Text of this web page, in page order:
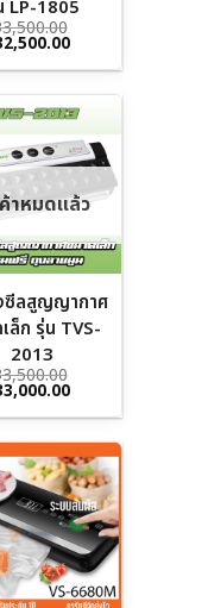
LP-1805
3,500.00
price
2,500.00Current
is:
฿2,500.00.
าหมดแล้ว
ซีลสูญญากาศ
ล็ก รุ่น TVS-
2013
3,500.00
price
3,000.00Current
is:
฿3,000.00.